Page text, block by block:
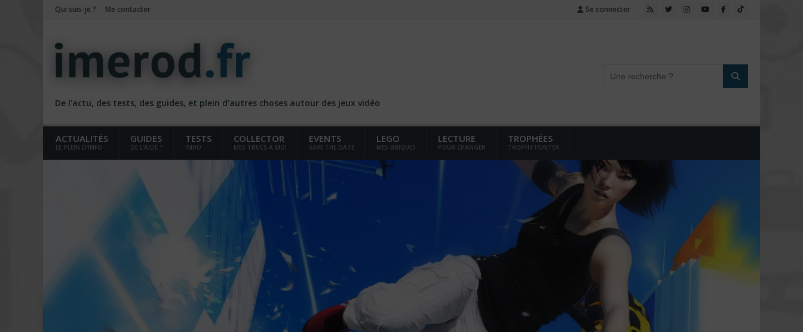
Qui suis-je ? Me contacter Se connecter
De l'actu, des tests, des guides, et plein d'autres choses autour des jeux vidéo
ACTUALITÉS
LE PLEIN D'INFO
GUIDES
DE L'AIDE ?
TESTS
IMHO
COLLECTOR
MES TRUCS À MOI
EVENTS
SAVE THE DATE
LEGO
MES BRIQUES
LECTURE
POUR CHANGER
TROPHÉES
TROPHY HUNTER